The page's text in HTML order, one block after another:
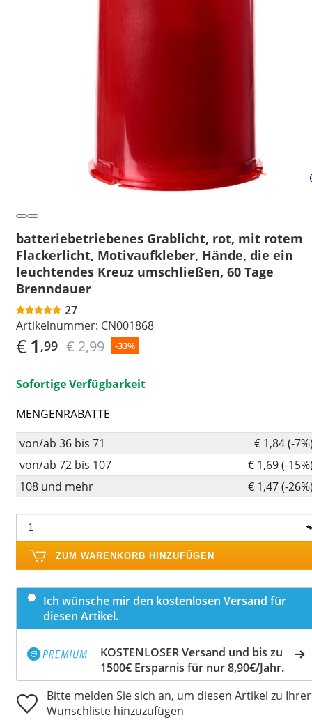
batteriebetriebenes Grablicht, rot, mit rotem
Flackerlicht, Motivaufkleber, Hände, die ein
leuchtendes Kreuz umschließen, 60 Tage
Brenndauer
27
Artikelnummer: CN001868
€1 ,99 € 2,99 -33%
Sofortige Verfügbarkeit
MENGENRABATTE
von/ab 36 bis 71
€ 1,84 (-
von/ab 72 bis 107
€ 1,69 (-
108 und mehr
€ 1,47 (-
ZUM WARENKORB HINZUFÜGEN
Ich wünsche mir den kostenlosen Versand für
diesen Artikel.
KOSTENLOSER Versand und bis zu
1500€ Ersparnis für nur 8,90€/Jahr.
Bitte melden Sie sich an, um diesen Artikel zu Ihrer
Wunschliste hinzuzufügen